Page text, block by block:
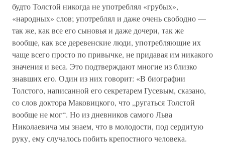
будто Толстой никогда не употреблял «грубых»,
«народных» слов; употреблял и даже очень свободно —
так же, как все его сыновья и даже дочери, так же
вообще, как все деревенские люди, употребляющие их
чаще всего просто по привычке, не придавая им никакого
значения и веса. Это подтверждают многие из близко
знавших его. Один из них говорит: «В биографии
Толстого, написанной его секретарем Гусевым, сказано,
со слов доктора Маковицкого, что „ругаться Толстой
вообще не мог“. Но из дневников самого Льва
Николаевича мы знаем, что в молодости, под сердитую
руку, ему случалось побить крепостного человека.